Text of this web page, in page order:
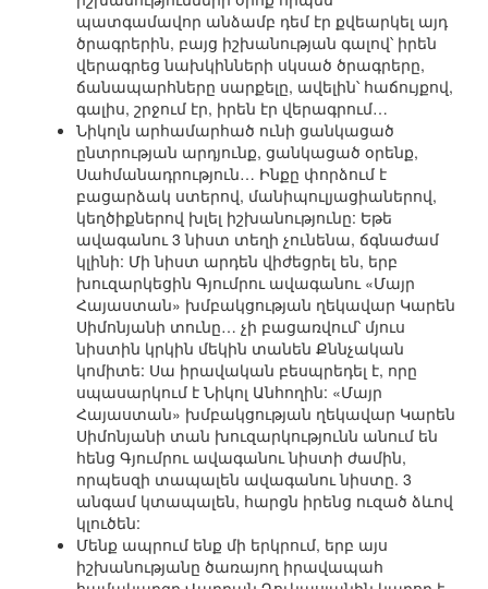
պատգամավոր անձամբ դեմ էր քվեարկել այդ
ծրագրերին, բայց իշխանության գալով՝ իրեն
վերագրեց նախկինների սկսած ծրագրերը,
ճանապարհները սարքելը, ավելին՝ հաճույքով,
գալիս, շրջում էր, իրեն էր վերագրում…
Նիկոլն արհամարհած ունի ցանկացած
ընտրության արդյունք, ցանկացած օրենք,
Սահմանադրություն… Ինքը փորձում է
բացարձակ ստերով, մանիպուլյացիաներով,
կեղծիքներով խլել իշխանությունը: Եթե
ավագանու 3 նիստ տեղի չունենա, ճգնաժամ
կլինի: Մի նիստ արդեն վիժեցրել են, երբ
խուզարկեցին Գյումրու ավագանու «Մայր
Հայաստան» խմբակցության ղեկավար Կարեն
Սիմոնյանի տունը… չի բացառվում՝ մյուս
նիստին կրկին մեկին տանեն Քննչական
կոմիտե: Սա իրավական բեսպրեդել է, որը
սպասարկում է Նիկոլ Անհողին: «Մայր
Հայաստան» խմբակցության ղեկավար Կարեն
Սիմոնյանի տան խուզարկությունն անում են
հենց Գյումրու ավագանու նիստի ժամին,
որպեսզի տապալեն ավագանու նիստը. 3
անգամ կտապալեն, հարցն իրենց ուզած ձևով
կլուծեն:
Մենք ապրում ենք մի երկրում, երբ այս
իշխանությանը ծառայող իրավապահ